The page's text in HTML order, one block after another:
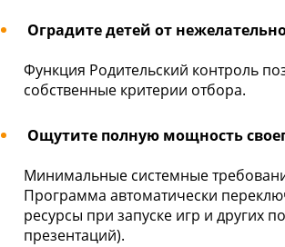
Оградите детей от
Функция Родительский контроль
собственные критерии отбора.
Ощутите полную мощность
Минимальные системные
Программа автоматически
ресурсы при запуске игр и других
презентаций).